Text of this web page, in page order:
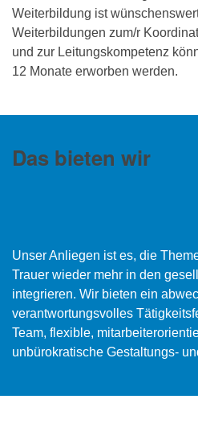
Weiterbildung ist
Weiterbildungen zum/r
und zur Leitungskompetenz
12 Monate erworben werden.
Das bieten wir
Unser Anliegen ist es, die
Trauer wieder mehr in den
integrieren. Wir bieten ein
verantwortungsvolles
Team, flexible,
unbürokratische Gestaltungs-